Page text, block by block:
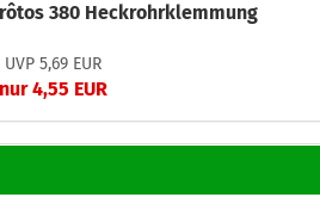
380 Heckrohrklemmung
UVP 5,69 EUR
nur 4,55 EUR